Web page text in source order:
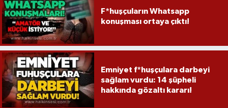
F*huşçuların Whatsapp
konuşması ortaya çıktı!
Emniyet f*huşçulara darbeyi
sağlam vurdu: 14 şüpheli
hakkında gözaltı kararı!